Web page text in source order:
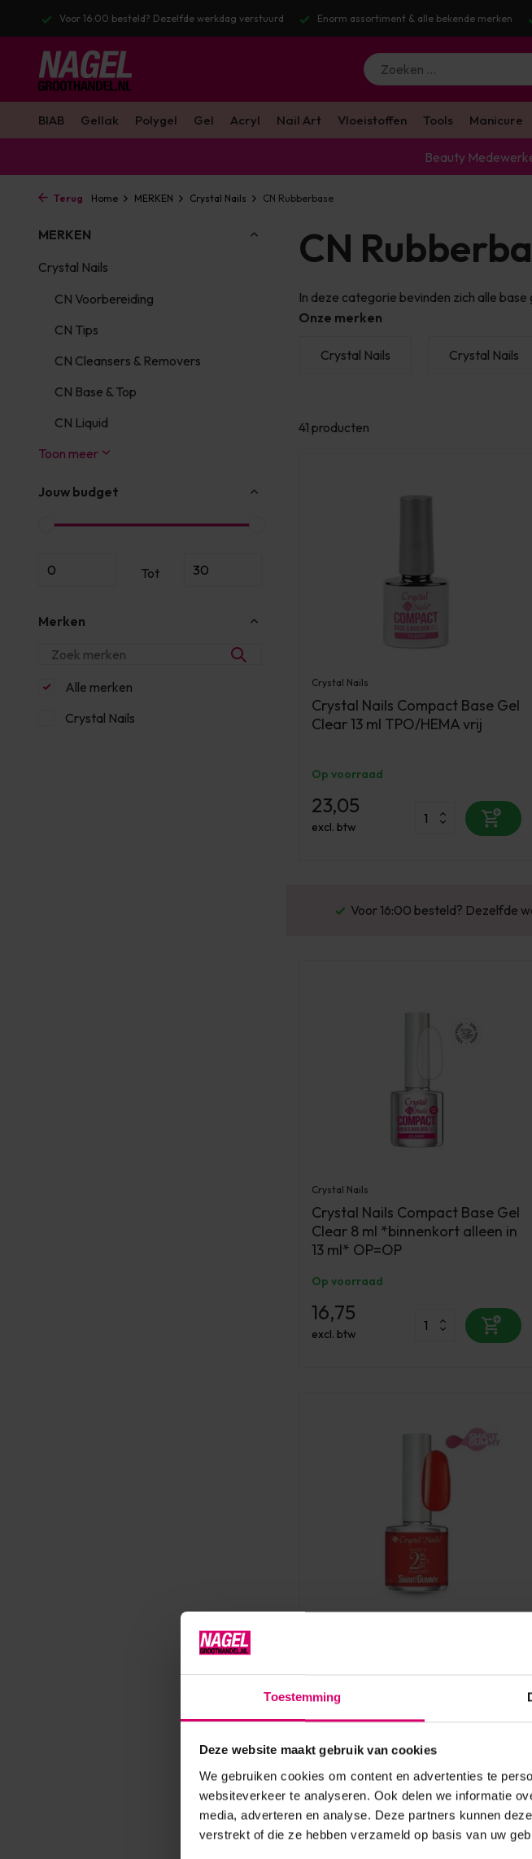
Toestemming
Deze website maakt gebruik van cookies
We gebruiken cookies om content en advertenties te
websiteverkeer te analyseren. Ook delen we informatie
media, adverteren en analyse. Deze partners kunnen
verstrekt of die ze hebben verzameld op basis van uw
Enorm assortiment & alle bekende merken Gratis verzending v.a. €100 excl. BTW Voor
BIAB Gellak Polygel Gel Acryl Nail Art Vloeistoffen Tools Manicure
Beauty
Terug Home MERKEN Crystal Nails CN Rubberbase
MERKEN
Crystal Nails
CN Voorbereiding
CN Tips
CN Cleansers & Removers
CN Base & Top
CN Liquid
Toon meer
Jouw budget
Tot
Merken
Alle merken
Crystal Nails
CN
In deze categorie bevinden zich alle base
Onze merken
Crystal Nails Crystal Nails Crystal Nails Crystal Nails
41 producten
Crystal Nails
Crystal Nails Compact Base Gel
Clear 13 ml TPO/HEMA vrij
Op voorraad
23,05
excl. btw
Enorm assortiment & alle
Crystal Nails
Crystal Nails Compact Base Gel
Clear 8 ml *binnenkort alleen in
13 ml* OP=OP
Op voorraad
16,75
excl. btw
Red 8 ml
19,25